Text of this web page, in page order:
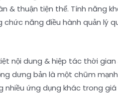
& thuận tiện thể. Tính năng
năng điều hành quản lý
nội dung & hiệp tác thời gian
dưng bản là một chũm
ứng dụng khác trong